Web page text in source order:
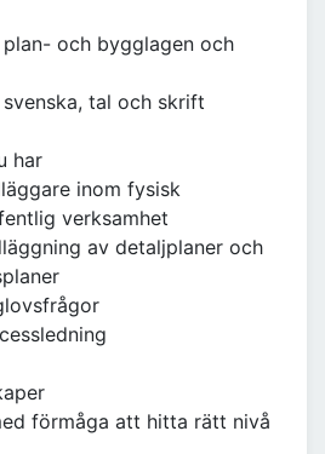
och bygglagen och
tal och skrift
har
inom fysisk
verksamhet
av detaljplaner och
förmåga att hitta rätt nivå